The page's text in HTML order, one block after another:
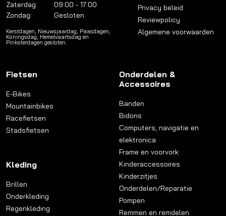
Zaterdag:
09:00 - 17:00
Zondag:
Gesloten
Kerstdagen, Nieuwsjaardag, Paasdagen,
Koningsdag, Hemelvaartsdag en
Pinksterdagen gesloten.
Privacy beleid
Reviewpolicy
Algemene voorwaarden
Fietsen
E-Bikes
Mountainbikes
Racefietsen
Stadsfietsen
Kleding
Brillen
Onderkleding
Regenkleding
Onderdelen &
Accessoires
Banden
Bidons
Computers, navigatie en
elektronica
Frame en voorvork
Kinderaccessoires
Kinderzitjes
Onderdelen/Reparatie
Pompen
Remmen en remdelen